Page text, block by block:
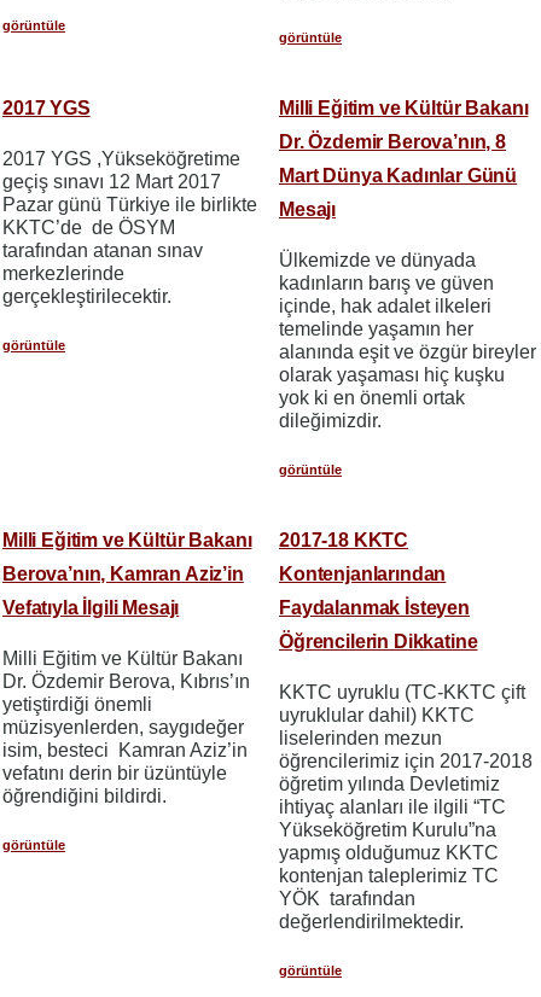
görüntüle
görüntüle
2017 YGS
2017 YGS ,Yükseköğretime
geçiş sınavı 12 Mart 2017
Pazar günü Türkiye ile birlikte
KKTC’de de ÖSYM
tarafından atanan sınav
merkezlerinde
gerçekleştirilecektir.
görüntüle
Milli Eğitim ve Kültür Bakanı
Dr. Özdemir Berova’nın, 8
Mart Dünya Kadınlar Günü
Mesajı
Ülkemizde ve dünyada
kadınların barış ve güven
içinde, hak adalet ilkeleri
temelinde yaşamın her
alanında eşit ve özgür bireyler
olarak yaşaması hiç kuşku
yok ki en önemli ortak
dileğimizdir.
görüntüle
Milli Eğitim ve Kültür Bakanı
Berova’nın, Kamran Aziz’in
Vefatıyla İlgili Mesajı
Milli Eğitim ve Kültür Bakanı
Dr. Özdemir Berova, Kıbrıs’ın
yetiştirdiği önemli
müzisyenlerden, saygıdeğer
isim, besteci Kamran Aziz’in
vefatını derin bir üzüntüyle
öğrendiğini bildirdi.
görüntüle
2017-18 KKTC
Kontenjanlarından
Faydalanmak İsteyen
Öğrencilerin Dikkatine
KKTC uyruklu (TC-KKTC çift
uyruklular dahil) KKTC
liselerinden mezun
öğrencilerimiz için 2017-2018
öğretim yılında Devletimiz
ihtiyaç alanları ile ilgili “TC
Yükseköğretim Kurulu”na
yapmış olduğumuz KKTC
kontenjan taleplerimiz TC
YÖK tarafından
değerlendirilmektedir.
görüntüle